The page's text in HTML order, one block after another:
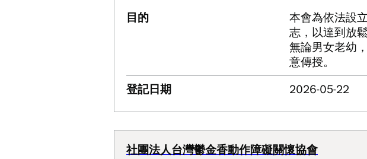
目的
本會為依法設
志，以達到放
無論男女老幼
意傳授。
登記日期
2026-05-22
社團法人台灣鬱金香動作障礙關懷協會